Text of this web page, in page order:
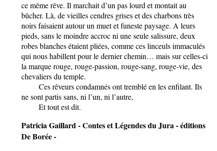
ce même rêve. Il marchait d’un pas lourd et montait au
bûcher. Là, de vieilles cendres grises et des charbons très
noirs faisaient autour un muet et funeste paysage. A leurs
pieds, sans le moindre accroc ni une seule salissure, deux
robes blanches étaient pliées, comme ces linceuls immaculés
qui nous habillent pour le dernier chemin… mais sur celles-ci
la marque rouge, rouge-passion, rouge-sang, rouge-vie, des
chevaliers du temple.
Ces rêveurs condamnés ont tremblé en les enfilant. Ils
ne sont partis sans, ni l’un, ni l’autre,
Et tout est dit.
Patricia Gaillard - Contes et Légendes du Jura - éditions
De Borée -